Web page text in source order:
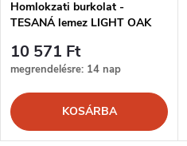
Homlokzati burkolat -
TESANÁ lemez LIGHT OAK
10 571 Ft
megrendelésre: 14 nap
KOSÁRBA